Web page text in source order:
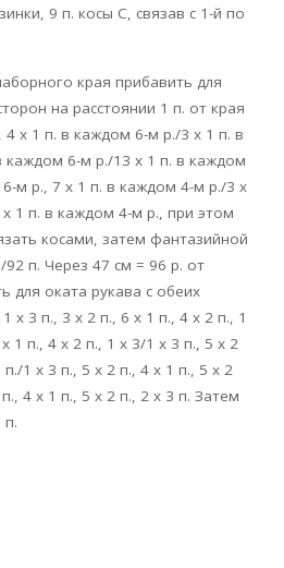
9 п. косы С, связав с 1-й по
края прибавить для
на расстоянии 1 п. от края
х 1 п. в каждом 6-м р./3 х 1 п. в
каждом 6-м р./13 х 1 п. в каждом
м р., 7 х 1 п. в каждом 4-м р./3 х
1 п. в каждом 4-м р., при этом
косами, затем фантазийной
п. Через 47 см = 96 р. от
для оката рукава с обеих
х 3 п., 3 х 2 п., 6 х 1 п., 4 х 2 п., 1
1 п., 4 х 2 п., 1 х 3/1 х 3 п., 5 х 2
1 х 3 п., 5 х 2 п., 4 х 1 п., 5 х 2
4 х 1 п., 5 х 2 п., 2 х 3 п. Затем
п.